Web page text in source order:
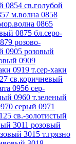
0854 св.голубой
м.волна 0858
0865
0875 бл.серо-
розово-
0905 розовый
0909
0919 т.сер-хаки
св.коричневый
0956 сер-
0960 т.зеленый
серый 0971
св.-золотистый
3011 розовый
3015 т.грязно